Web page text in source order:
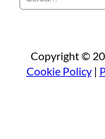
Copyright ©
Cookie Policy|